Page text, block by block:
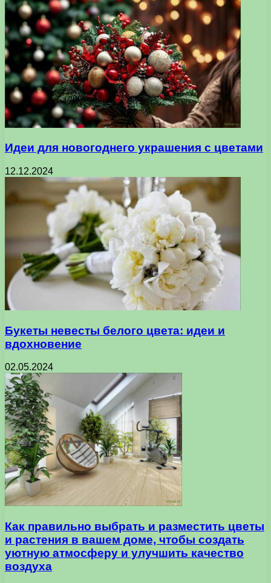
Идеи для новогоднего украшения с цветами
12.12.2024
Букеты невесты белого цвета: идеи и
вдохновение
02.05.2024
Как правильно выбрать и разместить цветы
и растения в вашем доме, чтобы создать
уютную атмосферу и улучшить качество
воздуха